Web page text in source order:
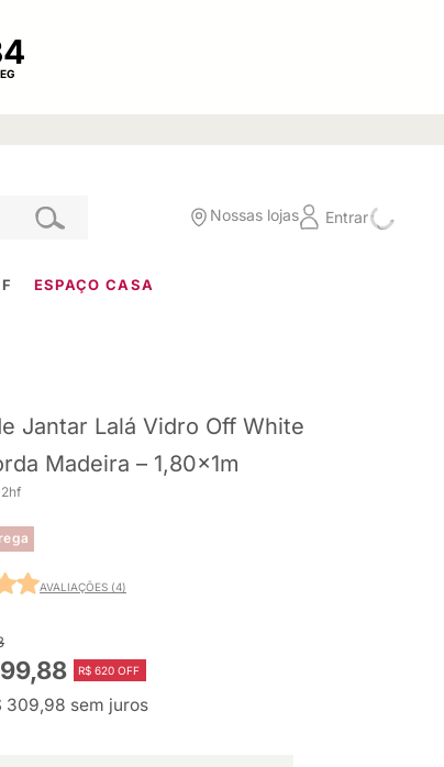
Nossas lojas Entrar
ESPAÇO CASA
Jantar Lalá Vidro Off White
Madeira – 1,80x1m
AVALIAÇÕES (4)
R$ 620 OFF
309,98 sem juros